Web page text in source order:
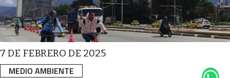
MEDIO AMBIENTE
7 DE FEBRERO DE 2025